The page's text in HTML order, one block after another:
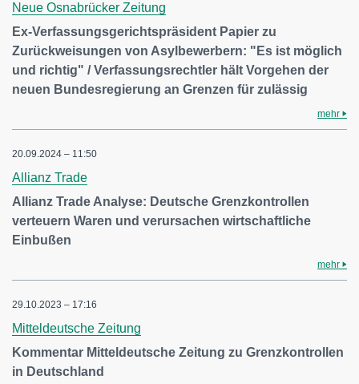
Neue Osnabrücker Zeitung
Ex-Verfassungsgerichtspräsident Papier zu
Zurückweisungen von Asylbewerbern: "Es ist möglich
und richtig" / Verfassungsrechtler hält Vorgehen der
neuen Bundesregierung an Grenzen für zulässig
mehr
20.09.2024 – 11:50
Allianz Trade
Allianz Trade Analyse: Deutsche Grenzkontrollen
verteuern Waren und verursachen wirtschaftliche
Einbußen
mehr
29.10.2023 – 17:16
Mitteldeutsche Zeitung
Kommentar Mitteldeutsche Zeitung zu Grenzkontrollen
in Deutschland